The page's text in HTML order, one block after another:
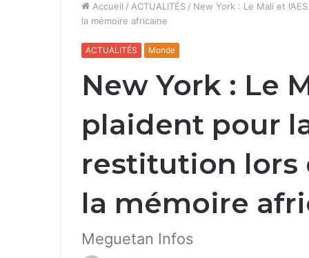
Accueil / ACTUALITÉS / New York : Le Mali et
la mémoire africaine
ACTUALITÉS Monde
New York : Le
plaident pour
restitution lors
la mémoire
Meguetan Infos